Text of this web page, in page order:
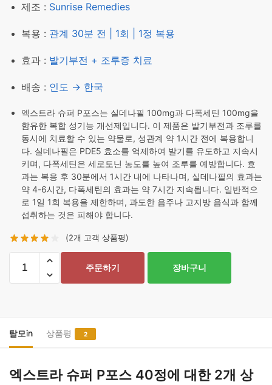
₩ 75,200.
제조 : Sunrise Remedies
복용 : 관계 30분 전 | 1회 | 1정 복용
효과 : 발기부전 + 조루증 치료
배송 : 인도 → 한국
엑스트라 슈퍼 P포스는 실데나필 100mg과 다폭세틴 100mg을
함유한 복합 성기능 개선제입니다. 이 제품은 발기부전과 조루를
동시에 치료할 수 있는 약물로, 성관계 약 1시간 전에 복용합니
다. 실데나필은 PDE5 효소를 억제하여 발기를 유도하고 지속시
키며, 다폭세틴은 세로토닌 농도를 높여 조루를 예방합니다. 효
과는 복용 후 30분에서 1시간 내에 나타나며, 실데나필의 효과는
약 4-6시간, 다폭세틴의 효과는 약 7시간 지속됩니다. 일반적으
로 1일 1회 복용을 제한하며, 과도한 음주나 고지방 음식과 함께
섭취하는 것은 피해야 합니다.
(2개 고객 상품평)
퍼
P
스
주문하기 장바구니
탈모in 상품평 2
엑스트라 슈퍼 P포스 40정에 대한 2개 상